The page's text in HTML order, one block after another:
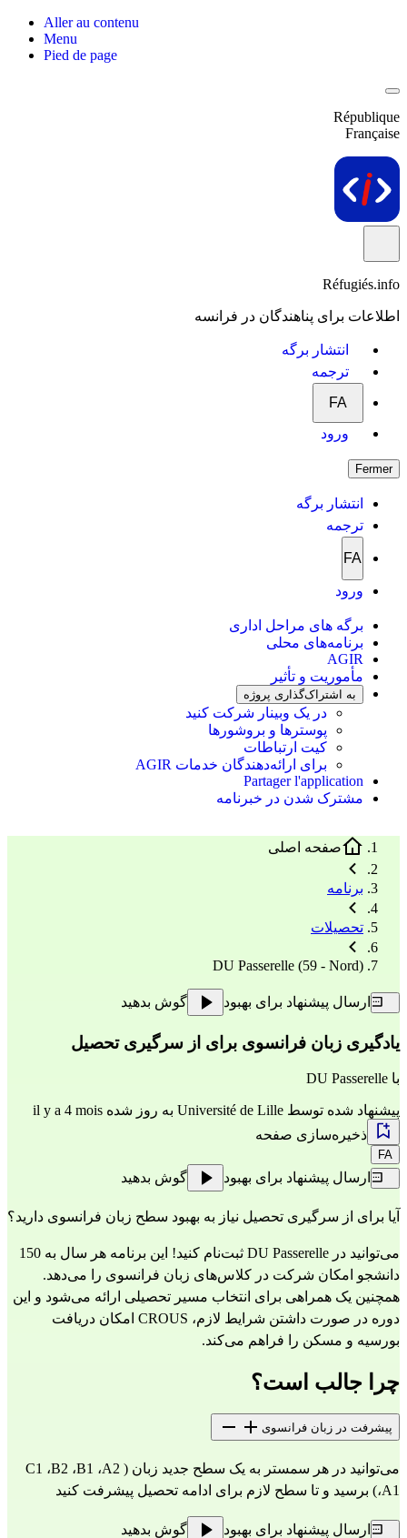
Aller au contenu
Menu
Pied de page
République
Française
Réfugiés.info
اطلاعات برای پناهندگان در فرانسه
انتشار برگه
ترجمه
FA
ورود
Fermer
انتشار برگه
ترجمه
FA
ورود
برگه های مراحل اداری
برنامه‌های محلی
AGIR
مأموریت و تأثیر
به اشتراک‌گذاری پروژه
در یک وبینار شرکت کنید
پوسترها و بروشورها
کیت ارتباطات
برای ارائه‌دهندگان خدمات AGIR
Partager l'application
مشترک شدن در خبرنامه
صفحه اصلی
برنامه
تحصیلات
DU Passerelle (59 - Nord)
ارسال پیشنهاد برای بهبود گوش بدهید
یادگیری زبان فرانسوی برای از سرگیری تحصیل
با DU Passerelle
پیشنهاد شده توسط Université de Lille به روز شده il y a 4 mois
ذخیره‌سازی صفحه
FA
ارسال پیشنهاد برای بهبود گوش بدهید
آیا برای از سرگیری تحصیل نیاز به بهبود سطح زبان فرانسوی دارید؟
بورسیه و مسکن را فراهم می‌کند.
چرا جالب است؟
پیشرفت در زبان فرانسوی
می‌توانید در هر سمستر به یک سطح جدید زبان (C1 ،B2 ،B1 ،A2
،A1) برسید و تا سطح لازم برای ادامه تحصیل پیشرفت کنید
ارسال پیشنهاد برای بهبود گوش بدهید